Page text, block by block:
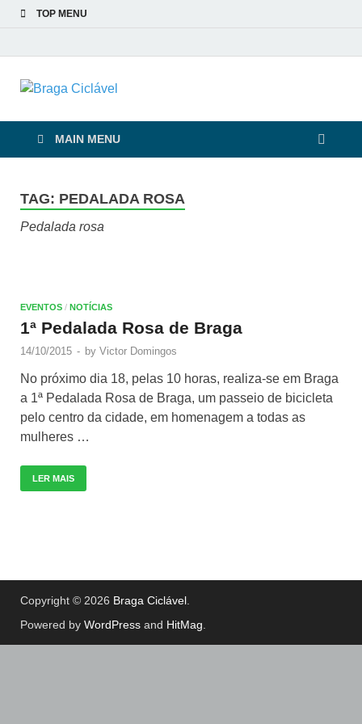
TOP MENU
Braga Ciclável
MAIN MENU
TAG: PEDALADA ROSA
Pedalada rosa
EVENTOS / NOTÍCIAS
1ª Pedalada Rosa de Braga
14/10/2015 - by Victor Domingos
No próximo dia 18, pelas 10 horas, realiza-se em Braga
a 1ª Pedalada Rosa de Braga, um passeio de bicicleta
pelo centro da cidade, em homenagem a todas as
mulheres …
LER MAIS
Copyright © 2026 Braga Ciclável
Powered by WordPress and HitMag